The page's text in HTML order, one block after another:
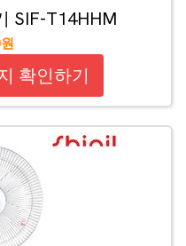
SIF-T14HHM
확인하기